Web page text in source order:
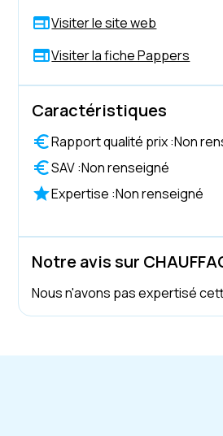
Visiter le site web
Visiter la fiche Pappers
Caractéristiques
Rapport qualité prix :Non
SAV :Non renseigné
Expertise :Non renseigné
Notre avis sur
Nous n'avons pas expertisé